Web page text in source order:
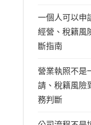
一個人可以申
經營、稅籍風
斷指南
營業執照不是
請、稅籍風險
務判斷